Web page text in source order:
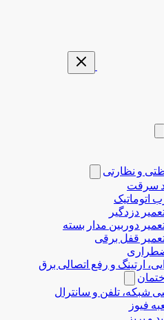
و نظارتی
سرقت
اتوماتیک
دزدگیر
دوربین مدار بسته
قفل برقی
ارتینگ و رفع اتصالی برق
شبکه، تلفن و سانترال
فیوز